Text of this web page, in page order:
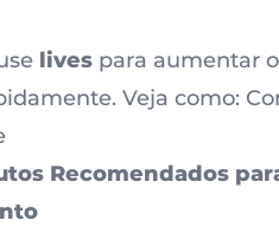
lives para aumentar o
Veja como:
Recomendados